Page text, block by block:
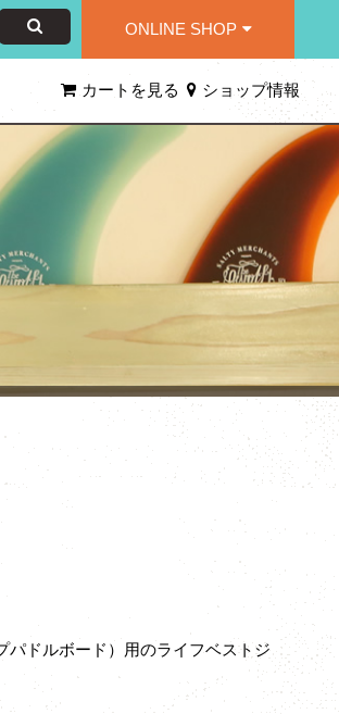
ONLINE SHOP
カートを見る ショップ情報
ドルボード）用のライフベストジ